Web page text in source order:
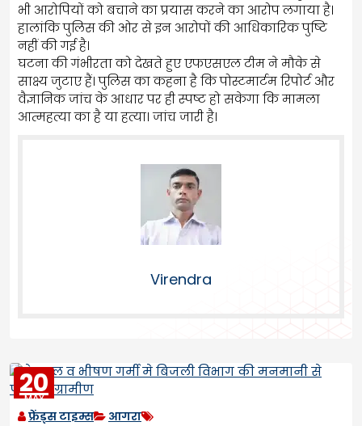
भी आरोपियों को बचाने का प्रयास करने का आरोप लगाया है।
हालांकि पुलिस की ओर से इन आरोपों की आधिकारिक पुष्टि
नहीं की गई है।
घटना की गंभीरता को देखते हुए एफएसएल टीम ने मौके से
साक्ष्य जुटाए हैं। पुलिस का कहना है कि पोस्टमार्टम रिपोर्ट और
वैज्ञानिक जांच के आधार पर ही स्पष्ट हो सकेगा कि मामला
आत्महत्या का है या हत्या। जांच जारी है।
Virendra
20
MAY
2023
फ्रेंड्स टाइम्स आगरा